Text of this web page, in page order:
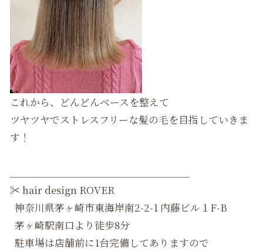
これから、どんどんベースを整えて
ツヤツヤでストレスフリーな髪の毛を目指していきま
す！
✂︎ hair design ROVER
神奈川県茅ヶ崎市東海岸南2-2-1 内藤ビル１F-B
茅ヶ崎駅南口より徒歩8分
駐車場は店舗前に1台完備してありますので